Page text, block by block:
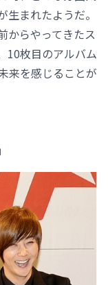
まれたようだ。
からやってきたス
10枚目のアルバム
来を感じることが